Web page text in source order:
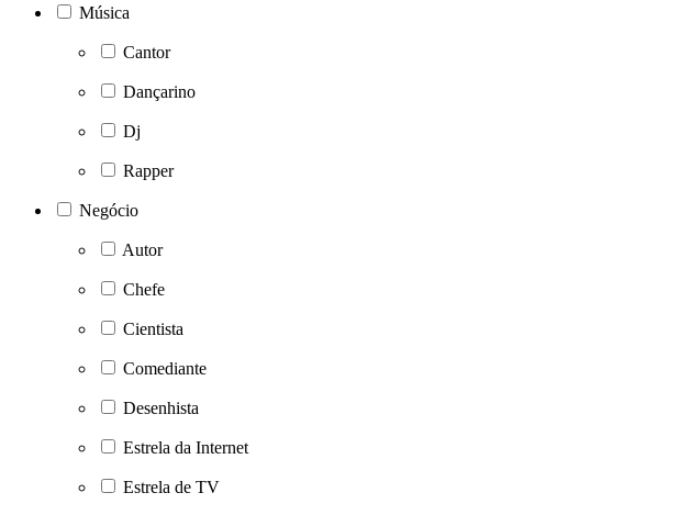
Música
Cantor
Dançarino
Dj
Rapper
Negócio
Autor
Chefe
Cientista
Comediante
Desenhista
Estrela da Internet
Estrela de TV